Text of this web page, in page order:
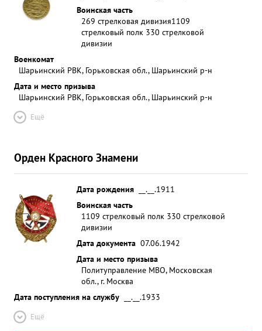
Воинская часть
269 стрелковая дивизия1109
стрелковый полк 330 стрелковой
дивизии
Военкомат
Шарьинский РВК, Горьковская обл., Шарьинский р-н
Дата и место призыва
Шарьинский РВК, Горьковская обл., Шарьинский р-н
Ещё
Орден Красного Знамени
Дата рождения
__.__.1911
Воинская часть
1109 стрелковый полк 330 стрелковой
дивизии
Дата документа 07.06.1942
Дата и место призыва
Политуправление МВО, Московская
обл., г. Москва
Дата поступления на службу
__.__.1933
Ещё